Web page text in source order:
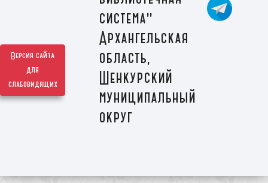
Версия сайта
для
слабовидящих
система"
Архангельская
область,
Шенкурский
муниципальный
округ